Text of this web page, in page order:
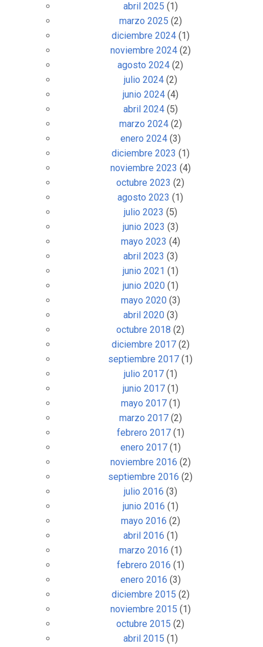
abril 2025 (1)
marzo 2025 (2)
diciembre 2024(1)
noviembre 2024(2)
agosto 2024 (2)
julio 2024(2)
junio 2024(4)
abril 2024(5)
marzo 2024(2)
enero 2024(3)
diciembre 2023 (1)
noviembre 2023 (4)
octubre 2023 (2)
agosto 2023 (1)
julio 2023 (5)
junio 2023 (3)
mayo 2023 (4)
abril 2023 (3)
junio 2021 (1)
junio 2020(1)
mayo 2020(3)
abril 2020(3)
octubre 2018 (2)
diciembre 2017(2)
septiembre 2017 (1)
julio 2017(1)
junio 2017(1)
mayo 2017(1)
marzo 2017(2)
febrero 2017(1)
enero 2017(1)
noviembre 2016 (2)
septiembre 2016 (2)
julio 2016 (3)
junio 2016 (1)
mayo 2016 (2)
abril 2016 (1)
marzo 2016 (1)
febrero 2016 (1)
enero 2016 (3)
diciembre 2015 (2)
noviembre 2015 (1)
octubre 2015 (2)
abril 2015 (1)